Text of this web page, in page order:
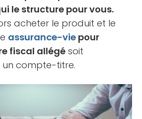
le structure pour vous.
acheter le produit et le
assurance-vie pour
fiscal allégé soit
compte-titre.